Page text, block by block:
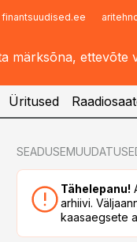
finantsuudised.ee
Üritused
Tähelepanu!
arhiivi.
kaasaegsete